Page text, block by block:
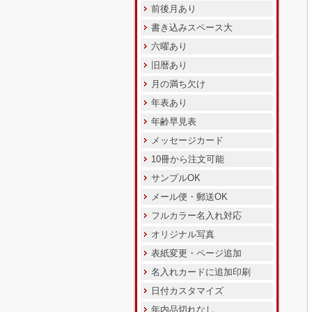
前後月あり
書き込みスペース大
六曜あり
旧暦あり
月の満ち欠け
年表あり
年齢早見表
メッセージカード
10冊から注文可能
サンプルOK
メール便・郵送OK
フルカラー名入れ対応
オリジナル写真
表紙変更・ページ追加
名入れカードに追加印刷
日付カスタマイズ
年内品切れなし